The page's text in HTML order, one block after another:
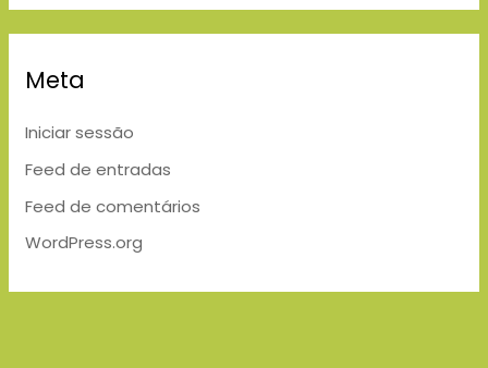
Meta
Iniciar sessão
Feed de entradas
Feed de comentários
WordPress.org